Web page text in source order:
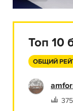
Топ 10
ОБЩИЙ